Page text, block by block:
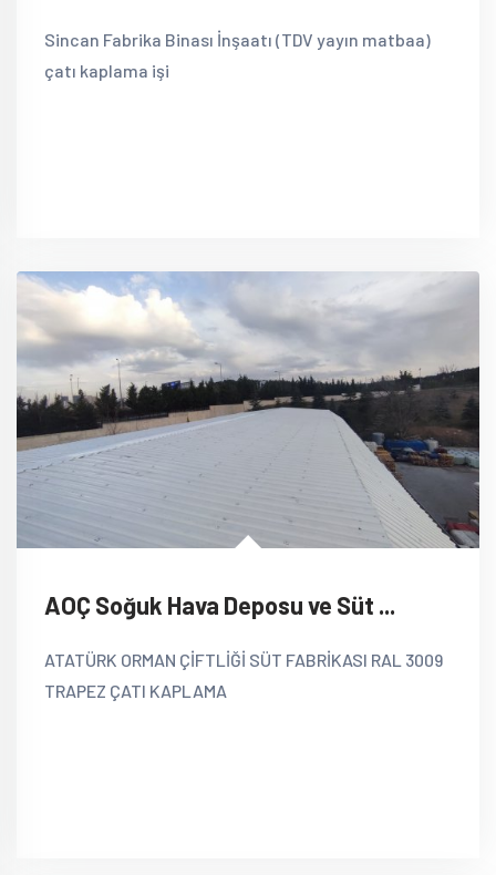
Sincan Fabrika Binası İnşaatı (TDV yayın matbaa)
çatı kaplama işi
AOÇ Soğuk Hava Deposu ve Süt ...
ATATÜRK ORMAN ÇİFTLİĞİ SÜT FABRİKASI RAL 3009
TRAPEZ ÇATI KAPLAMA